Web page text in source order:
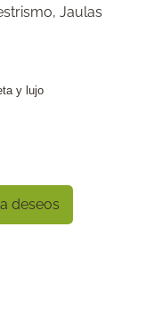
, Jaulas
y lujo
deseos